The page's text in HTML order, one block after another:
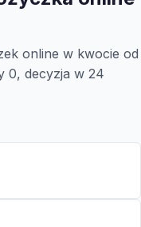
online w kwocie od
0, decyzja w 24